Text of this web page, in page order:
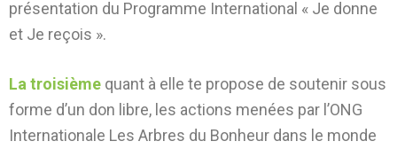
présentation du Programme International « Je donne
et Je reçois ».
La troisième quant à elle te propose de soutenir sous
forme d’un don libre, les actions menées par l’ONG
Internationale Les Arbres du Bonheur dans le monde